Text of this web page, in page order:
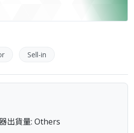
Sell-in
出貨量: Others